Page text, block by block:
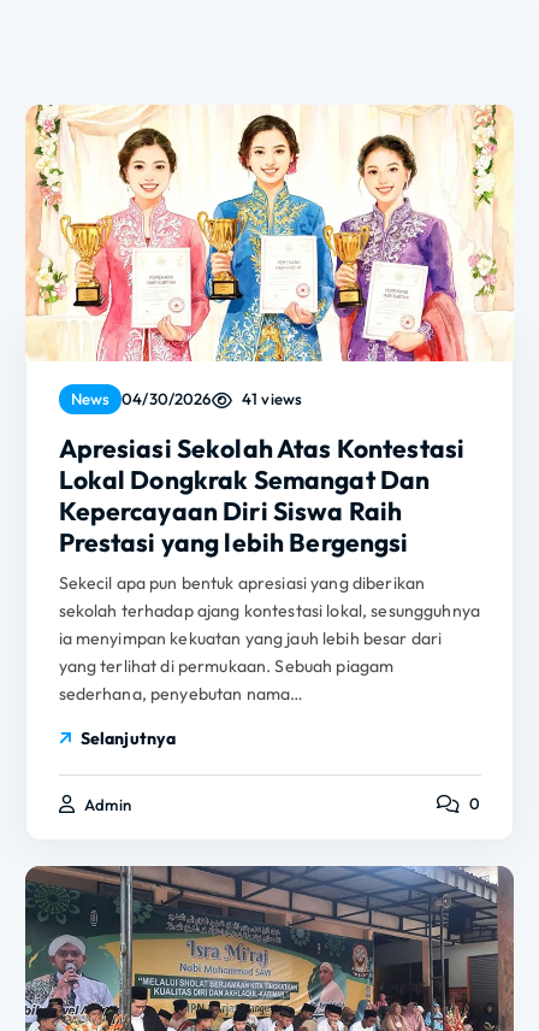
News 04/30/2026 41 views
Apresiasi Sekolah Atas Kontestasi
Lokal Dongkrak Semangat Dan
Kepercayaan Diri Siswa Raih
Prestasi yang lebih Bergengsi
Sekecil apa pun bentuk apresiasi yang diberikan
sekolah terhadap ajang kontestasi lokal, sesungguhnya
ia menyimpan kekuatan yang jauh lebih besar dari
yang terlihat di permukaan. Sebuah piagam
sederhana, penyebutan nama…
Selanjutnya
Admin 0